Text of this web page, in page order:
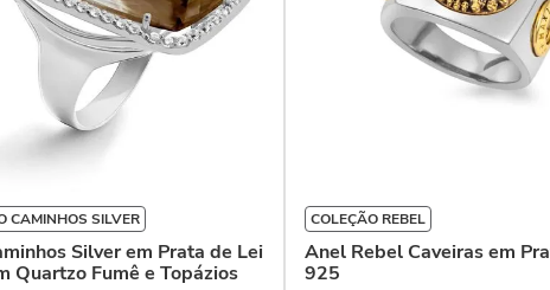
CAMINHOS SILVER
Silver em Prata de Lei
Quartzo Fumê e Topázios
COLEÇÃO REBEL
Anel Rebel Caveiras em
925